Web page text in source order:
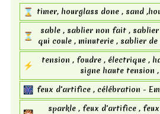
⌛ timer, hourglass done , sand
⏳
sable , sablier non fait ,
qui coule , minuterie , sablier
⚡
tension , foudre , électrique ,
signe haute tension
🎆 feux d'artifice , célébration -
sparkle , feux d'artifice ,